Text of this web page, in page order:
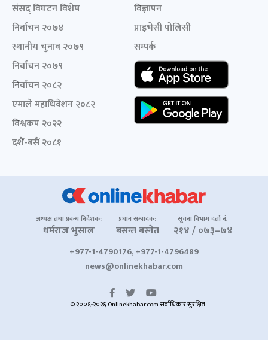
संसद् विघटन विशेष
निर्वाचन २०७४
स्थानीय चुनाव २०७९
निर्वाचन २०७९
निर्वाचन २०८२
एमाले महाधिवेशन २०८२
विश्वकप २०२२
दशैं-बसैं २०८१
विज्ञापन
प्राइभेसी पोलिसी
सम्पर्क
अध्यक्ष तथा प्रबन्ध निर्देशक:
धर्मराज भुसाल
प्रधान सम्पादक:
बसन्त बस्नेत
सूचना विभाग दर्ता नं.
२१४ / ०७३–७४
+977-1-4790176, +977-1-4796489
news@onlinekhabar.com
© २००६-२०२६ Onlinekhabar.com सर्वाधिकार सुरक्षित